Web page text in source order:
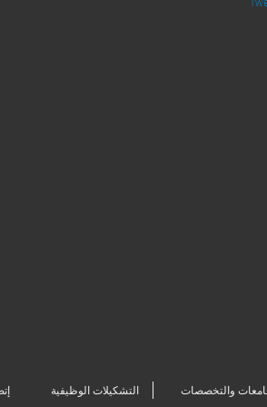
والتخصصات التشكيلات الوظيفية